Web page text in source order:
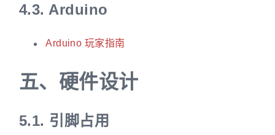
4.3. Arduino
Arduino 玩家指南
五、 硬件设计
5.1. 引脚占用